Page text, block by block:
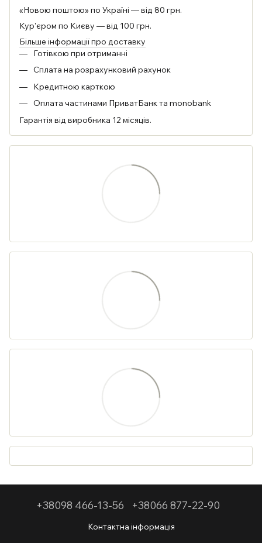
«Новою поштою» по Україні — від 80 грн.
Кур'єром по Києву — від 100 грн.
Більше інформації про доставку
Готівкою при отриманні
Сплата на розрахунковий рахунок
Кредитною карткою
Оплата частинами ПриватБанк та monobank
Гарантія від виробника 12 місяців.
+38098 466-13-56 +38066 877-22-90
Контактна інформація